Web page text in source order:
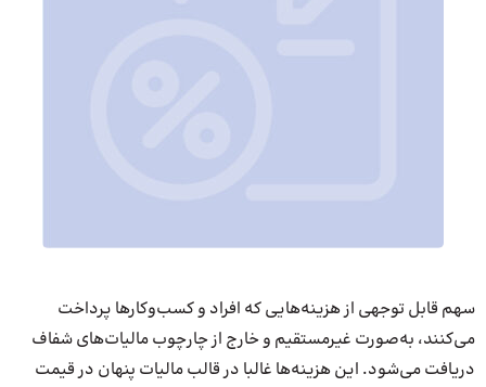
سهم قابل توجهی از هزینه‌هایی که افراد و کسب‌وکارها پرداخت
می‌کنند، به‌صورت غیرمستقیم و خارج از چارچوب مالیات‌های شفاف
دریافت می‌شود. این هزینه‌ها غالبا در قالب مالیات پنهان در قیمت